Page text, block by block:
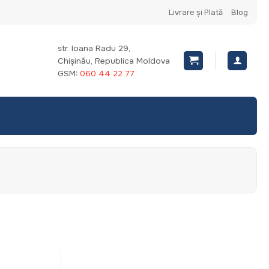
Livrare și Plată Blog
str. Ioana Radu 29,
Chișinău, Republica Moldova
GSM: 060 44 22 77